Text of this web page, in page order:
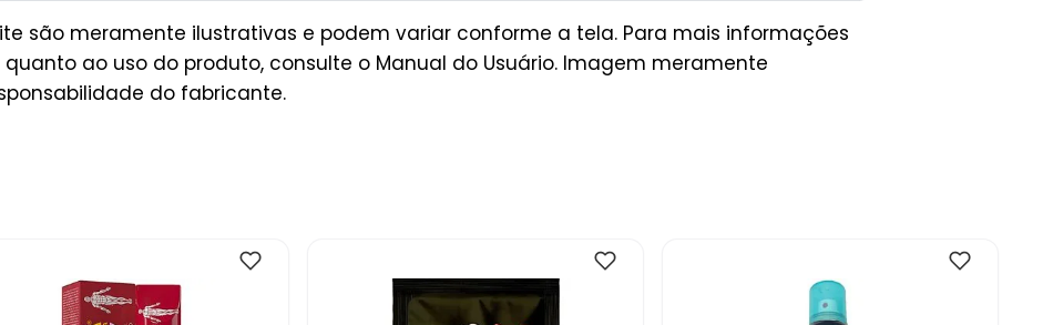
são meramente ilustrativas e podem variar conforme a tela. Para mais informações
ao uso do produto, consulte o Manual do Usuário. Imagem meramente
do fabricante.